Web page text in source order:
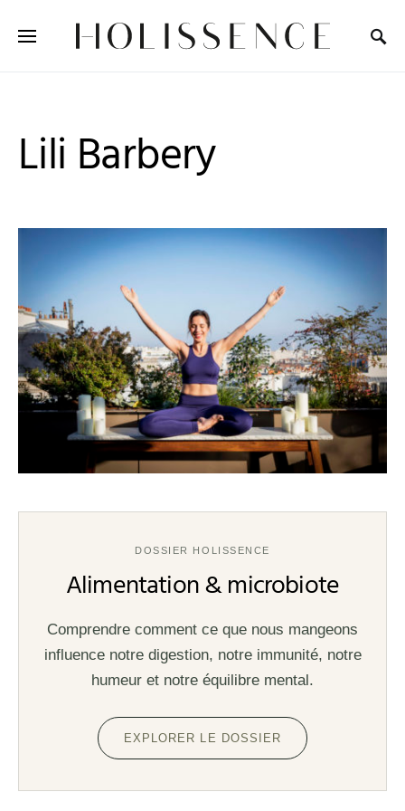
Lili Barbery
DOSSIER HOLISSENCE
Alimentation & microbiote
Comprendre comment ce que nous mangeons
influence notre digestion, notre immunité, notre
humeur et notre équilibre mental.
EXPLORER LE DOSSIER